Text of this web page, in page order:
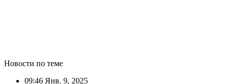
Новости по теме
09:46 Янв. 9, 2025